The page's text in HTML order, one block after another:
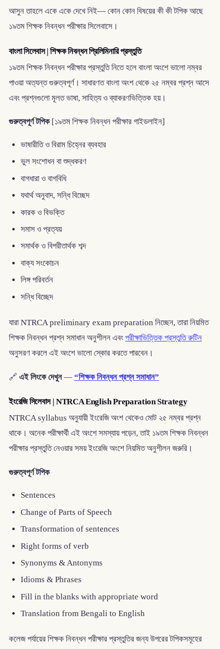
আসুন তাহলে একে একে দেখে নিই— কোন কোন বিষয়ের কী কী টপিক আছে
১৯তম শিক্ষক নিবন্ধন পরীক্ষার সিলেবাসে।
বাংলা সিলেবাস | শিক্ষক নিবন্ধন প্রিলিমিনারি প্রস্তুতি
১৯তম শিক্ষক নিবন্ধন পরীক্ষার প্রস্তুতি নিতে হলে বাংলা অংশে ভালো নম্বর
পাওয়া অত্যন্ত গুরুত্বপূর্ণ। সাধারণত বাংলা অংশ থেকে ২৫ নম্বর প্রশ্ন আসে
এবং প্রশ্নগুলো মূলত ভাষা, সাহিত্য ও ব্যাকরণভিত্তিক হয়।
গুরুত্বপূর্ণ টপিক[১৯তম শিক্ষক নিবন্ধন পরীক্ষার গাইডলাইন]
ভাষারীতি ও বিরাম চিহ্নের ব্যবহার
ভুল সংশোধন বা শুদ্ধকরণ
বাগধারা ও বাগবিধি
যথার্থ অনুবাদ, সন্ধি বিচ্ছেদ
কারক ও বিভক্তি
সমাস ও প্রত্যয়
সমার্থক ও বিপরীতার্থক শব্দ
বাক্য সংকোচন
লিঙ্গ পরিবর্তন
সন্ধি বিচ্ছেদ
যারা NTRCA preliminary exam preparation নিচ্ছেন, তারা নিয়মিত
শিক্ষক নিবন্ধন প্রশ্ন সমাধান অনুশীলন এবং পরীক্ষাভিত্তিক প্রস্তুতি রুটিন
অনুসরণ করলে এই অংশে ভালো স্কোর করতে পারবেন।
🔗 এই লিংকে দেখুন— “শিক্ষক নিবন্ধন প্রশ্ন সমাধান”
ইংরেজি সিলেবাস | NTRCA English Preparation Strategy
NTRCA syllabus অনুযায়ী ইংরেজি অংশ থেকেও মোট ২৫ নম্বর প্রশ্ন
থাকে। অনেক পরীক্ষার্থী এই অংশে সমস্যায় পড়েন, তাই ১৯তম শিক্ষক নিবন্ধন
পরীক্ষার প্রস্তুতি নেওয়ার সময় ইংরেজি অংশে নিয়মিত অনুশীলন জরুরি।
গুরুত্বপূর্ণ টপিক
Sentences
Change of Parts of Speech
Transformation of sentences
Right forms of verb
Synonyms & Antonyms
Idioms & Phrases
Fill in the blanks with appropriate word
Translation from Bengali to English
কলেজ পর্যায়ের শিক্ষক নিবন্ধন পরীক্ষার প্রস্তুতির জন্য উপরের টপিকসমূহের